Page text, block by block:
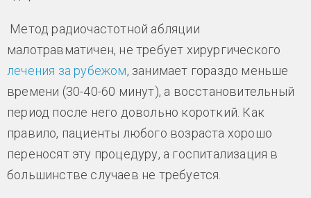
Метод радиочастотной абляции
малотравматичен, не требует хирургического
лечения за рубежом, занимает гораздо меньше
времени (30-40-60 минут), а восстановительный
период после него довольно короткий. Как
правило, пациенты любого возраста хорошо
переносят эту процедуру, а госпитализация в
большинстве случаев не требуется.